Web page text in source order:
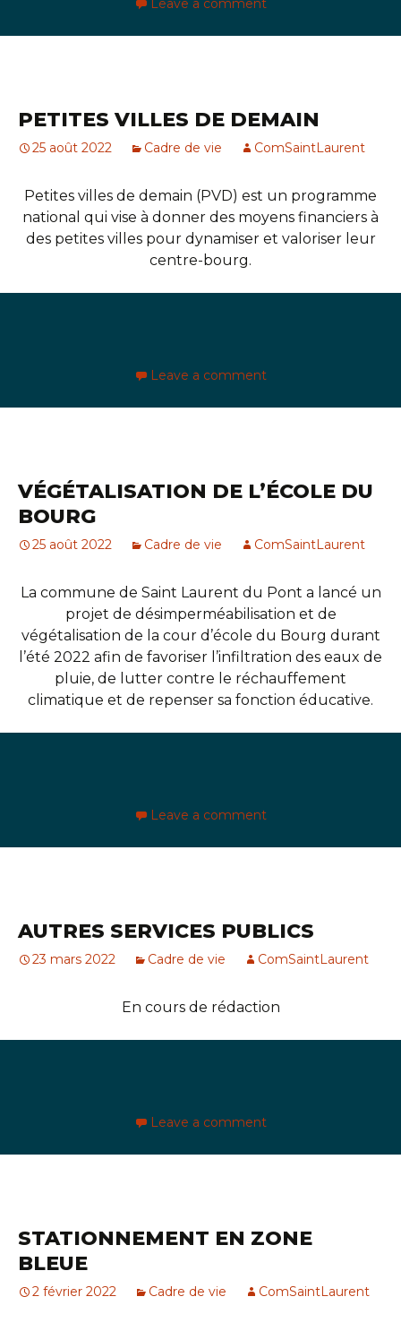
Leave a comment
PETITES VILLES DE DEMAIN
25 août 2022 Cadre de vie ComSaintLaurent
Petites villes de demain (PVD) est un programme
national qui vise à donner des moyens financiers à
des petites villes pour dynamiser et valoriser leur
centre-bourg.
Leave a comment
VÉGÉTALISATION DE L’ÉCOLE DU
BOURG
25 août 2022 Cadre de vie ComSaintLaurent
La commune de Saint Laurent du Pont a lancé un
projet de désimperméabilisation et de
végétalisation de la cour d’école du Bourg durant
l’été 2022 afin de favoriser l’infiltration des eaux de
pluie, de lutter contre le réchauffement
climatique et de repenser sa fonction éducative.
Leave a comment
AUTRES SERVICES PUBLICS
23 mars 2022 Cadre de vie ComSaintLaurent
En cours de rédaction
Leave a comment
STATIONNEMENT EN ZONE
BLEUE
2 février 2022 Cadre de vie ComSaintLaurent